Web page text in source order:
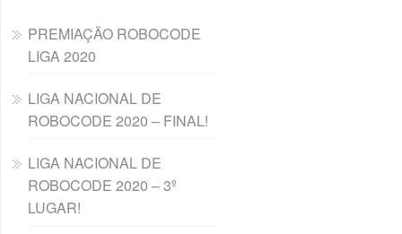
PREMIAÇÃO ROBOCODE
LIGA 2020
LIGA NACIONAL DE
ROBOCODE 2020 – FINAL!
LIGA NACIONAL DE
ROBOCODE 2020 – 3º
LUGAR!